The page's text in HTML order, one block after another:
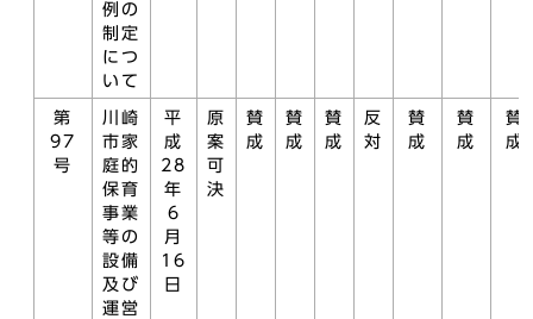
例の
制定
につ
いて
第
97
号
川崎
市家
庭的
保育
事業
等の
設備
及び
運営
平
成
28
年
6
月
16
日
原
案
可
決
賛
成
賛
成
賛
成
反
対
賛
成
賛
成
賛
成